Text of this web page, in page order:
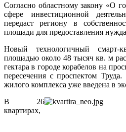
Согласно областному закону «О
сфере инвестиционной
передаст региону в
площади для предоставления
Новый технологичный смарт-
площадью около 48 тысяч кв. м
гектара в городе корабелов на
пересечения с проспектом
жилого комплекса уже введена в
В 26
квартирах,